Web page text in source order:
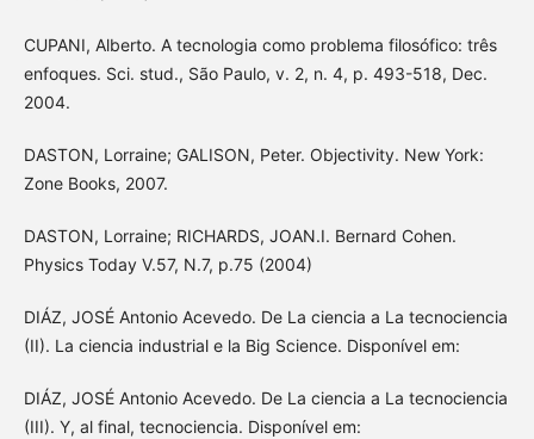
CUPANI, Alberto. A tecnologia como problema filosófico: três
enfoques. Sci. stud., São Paulo, v. 2, n. 4, p. 493-518, Dec.
2004.
DASTON, Lorraine; GALISON, Peter. Objectivity. New York:
Zone Books, 2007.
DASTON, Lorraine; RICHARDS, JOAN.I. Bernard Cohen.
Physics Today V.57, N.7, p.75 (2004)
DIÁZ, JOSÉ Antonio Acevedo. De La ciencia a La tecnociencia
(II). La ciencia industrial e la Big Science. Disponível em:
DIÁZ, JOSÉ Antonio Acevedo. De La ciencia a La tecnociencia
(III). Y, al final, tecnociencia. Disponível em: